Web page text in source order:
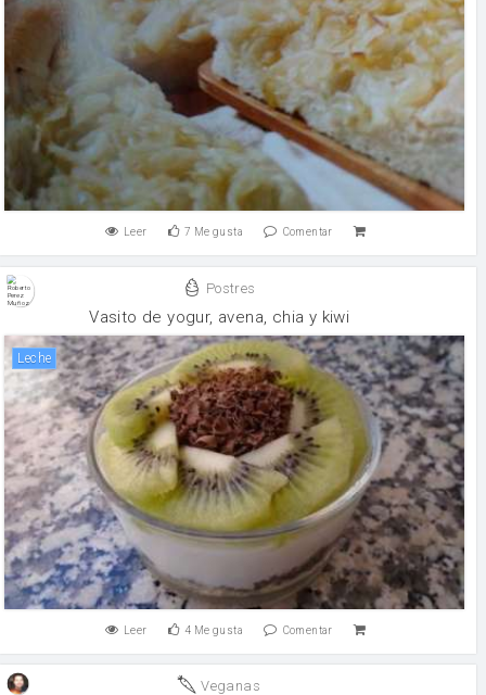
Leer 7 Me gusta Comentar
Postres
Vasito de yogur, avena, chia y kiwi
leche
Leer 4 Me gusta Comentar
Veganas